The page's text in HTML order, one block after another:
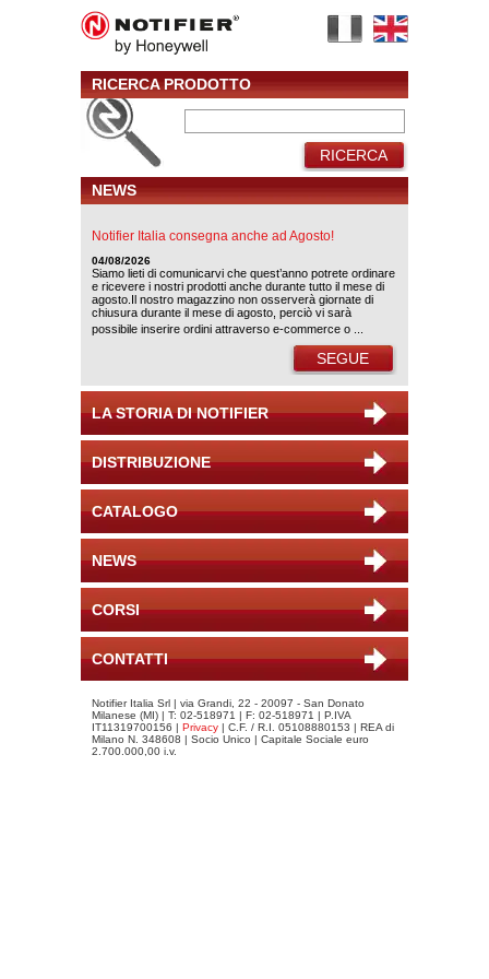
RICERCA PRODOTTO
RICERCA
NEWS
Notifier Italia consegna anche ad Agosto!
04/08/2026
Siamo lieti di comunicarvi che quest’anno potrete ordinare
e ricevere i nostri prodotti anche durante tutto il mese di
agosto.Il nostro magazzino non osserverà giornate di
chiusura durante il mese di agosto, perciò vi sarà
possibile inserire ordini attraverso e-commerce o ...
SEGUE
LA STORIA DI NOTIFIER
DISTRIBUZIONE
CATALOGO
NEWS
CORSI
CONTATTI
Notifier Italia Srl | via Grandi, 22 - 20097 - San Donato
Milanese (MI) | T: 02-518971 | F: 02-518971 | P.IVA
IT11319700156 | Privacy | C.F. / R.I. 05108880153 | REA di
Milano N. 348608 | Socio Unico | Capitale Sociale euro
2.700.000,00 i.v.